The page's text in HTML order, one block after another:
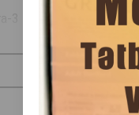
3 и омега-6 в
антиоксиданты,
зерновых